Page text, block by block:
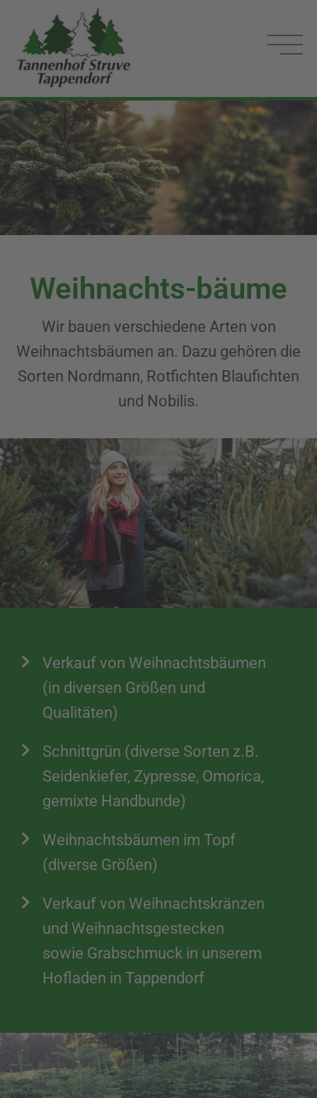
Weihnachts-bäume
Wir bauen verschiedene Arten von
Weihnachtsbäumen an. Dazu gehören die
Sorten Nordmann, Rotfichten Blaufichten
und Nobilis.
Verkauf von Weihnachtsbäumen
(in diversen Größen und
Qualitäten)
Schnittgrün (diverse Sorten z.B.
Seidenkiefer, Zypresse, Omorica,
gemixte Handbunde)
Weihnachtsbäumen im Topf
(diverse Größen)
Verkauf von Weihnachtskränzen
und Weihnachtsgestecken
sowie Grabschmuck in unserem
Hofladen in Tappendorf